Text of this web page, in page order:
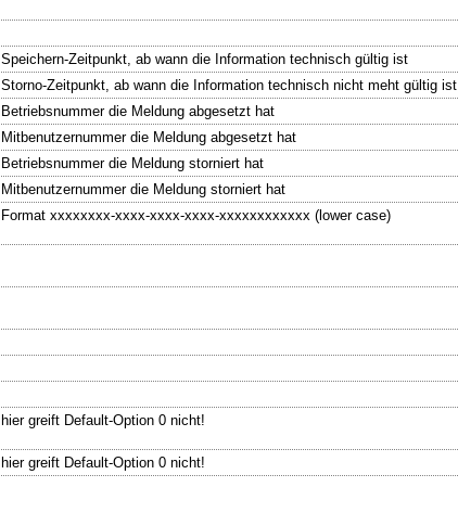
Speichern-Zeitpunkt, ab wann die Information technisch gültig ist
Storno-Zeitpunkt, ab wann die Information technisch nicht meht gültig ist
Betriebsnummer die Meldung abgesetzt hat
Mitbenutzernummer die Meldung abgesetzt hat
Betriebsnummer die Meldung storniert hat
Mitbenutzernummer die Meldung storniert hat
Format xxxxxxxx-xxxx-xxxx-xxxx-xxxxxxxxxxxx (lower case)
hier greift Default-Option 0 nicht!
hier greift Default-Option 0 nicht!